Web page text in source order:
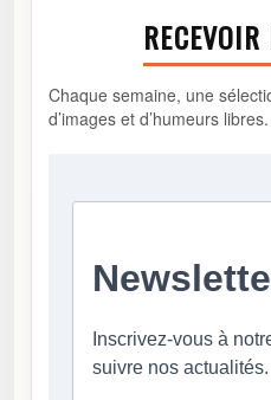
Chaque semaine, une
d’images et d’humeurs libres.